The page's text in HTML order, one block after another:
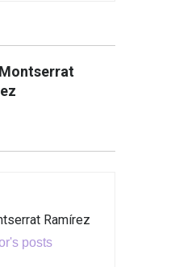
Ramírez
posts